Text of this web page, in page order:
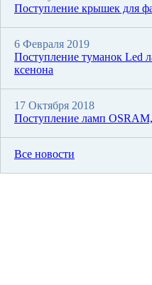
Поступление крышек для
6 Февраля 2019
Поступление туманок Led
ксенона
17 Октября 2018
Поступление ламп
Все новости